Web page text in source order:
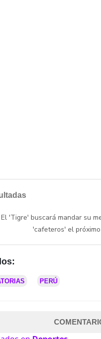
El 'Tigre' buscará mandar su
'cafeteros' el
PERÚ